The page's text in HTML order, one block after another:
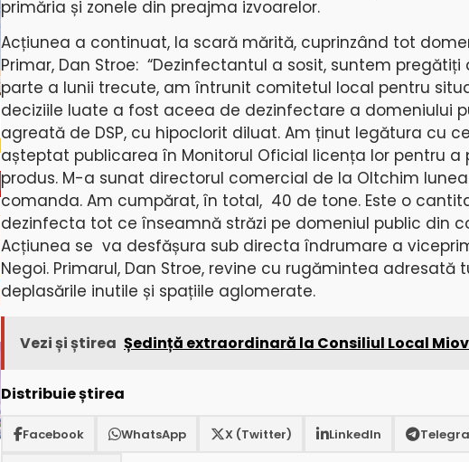
primăria și zonele din preajma izvoarelor.
Acțiunea a continuat, la scară mărită, cuprinzând tot
Primar, Dan Stroe: “Dezinfectantul a sosit, suntem
parte a lunii trecute, am întrunit comitetul local pentru
deciziile luate a fost aceea de dezinfectare a domeniului
agreată de DSP, cu hipoclorit diluat. Am ținut legătura cu
așteptat publicarea în Monitorul Oficial licența lor pentru
produs. M-a sunat directorul comercial de la Oltchim
comanda. Am cumpărat, în total, 40 de tone. Este o
dezinfecta tot ce înseamnă străzi pe domeniul public din
Acțiunea se va desfășura sub directa îndrumare a
Negoi. Primarul, Dan Stroe, revine cu rugămintea
deplasările inutile și spațiile aglomerate.
Vezi și știrea Ședință extraordinară la Consiliul Local
Distribuie știrea
Facebook WhatsApp X (Twitter) LinkedIn